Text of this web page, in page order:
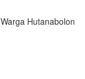
Hutanabolon